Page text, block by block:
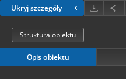
Ukryj szczegóły
Struktura obiektu
Opis obiektu